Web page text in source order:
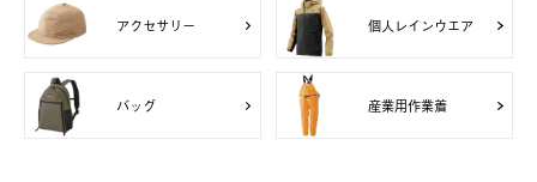
アクセサリー 個人レインウエア
バッグ 産業用作業着